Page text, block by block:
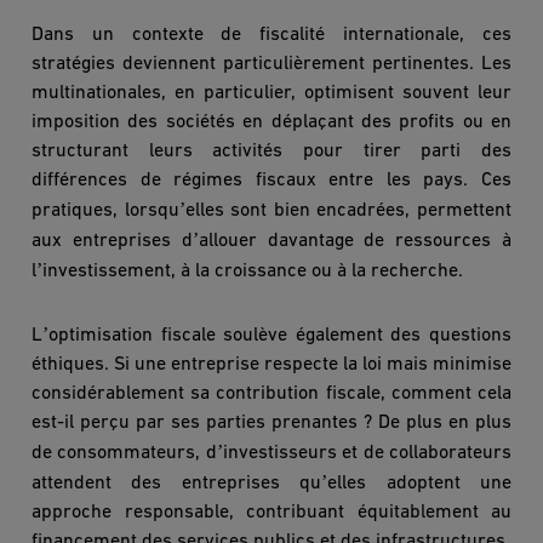
Dans un contexte de fiscalité internationale, ces
stratégies deviennent particulièrement pertinentes. Les
multinationales, en particulier, optimisent souvent leur
imposition des sociétés en d éplaçant des profits ou en
structurant leurs activités pour tirer parti des
différences de régimes fiscaux entre les pays. Ces
pratiques, lorsqu’elles sont bien encadrées, permettent
aux entreprises d ’allouer davantage de ressources à
l’investissement, à la croissance ou à la recherche.
L’optimisation fiscale soulève également des questions
éthiques. Si une entreprise respecte la loi mais minimise
considérablement sa contribution fiscale, comment cela
est-il perçu par ses parties prenantes ? De plus en plus
de consommateurs, d ’investisseurs et de collaborateurs
attendent des entreprises qu’elles adoptent une
approche responsable, contribuant équitablement au